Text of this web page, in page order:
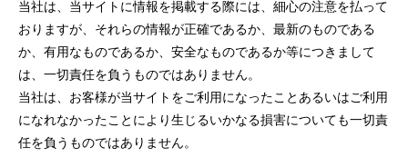
当社は、当サイトに情報を掲載する際には、細心の注意を払って
おりますが、それらの情報が正確であるか、最新のものである
か、有用なものであるか、安全なものであるか等につきまして
は、一切責任を負うものではありません。
当社は、お客様が当サイトをご利用になったことあるいはご利用
になれなかったことにより生じるいかなる損害についても一切責
任を負うものではありません。